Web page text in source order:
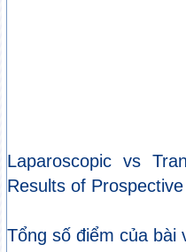
Laparoscopic vs
Results of
Tổng số điểm của bài